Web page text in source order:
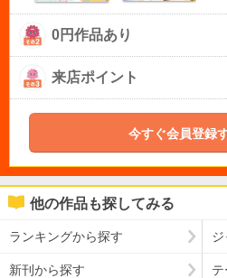
0円作品あり
来店ポイント
今すぐ会員登録
他の作品も探してみる
ランキングから探す
新刊から探す